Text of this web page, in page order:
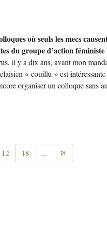
où seuls les mecs
du groupe d’action
il y a dix ans, avant mon
« couillu » est
organiser un colloque sans
12 18 ...